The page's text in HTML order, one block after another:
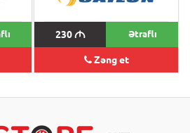
230M Ətraflı
Zəng et